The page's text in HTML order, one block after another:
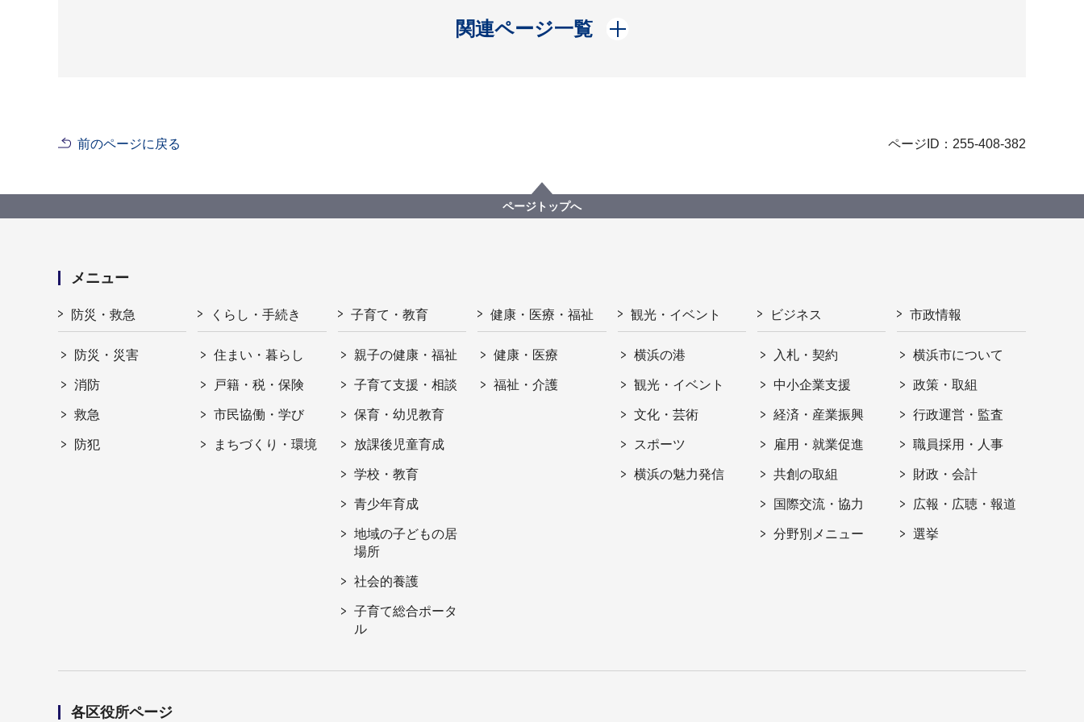
関連ページ一覧
開く
前のページに戻る ページID：255-408-382
ページトップへ
メニュー
防災・救急
防災・災害
消防
救急
防犯
くらし・手続き
住まい・暮らし
戸籍・税・保険
市民協働・学び
まちづくり・環境
子育て・教育
親子の健康・福祉
子育て支援・相談
保育・幼児教育
放課後児童育成
学校・教育
青少年育成
地域の子どもの居
場所
社会的養護
子育て総合ポータ
ル
健康・医療・福祉
健康・医療
福祉・介護
観光・イベント
横浜の港
観光・イベント
文化・芸術
スポーツ
横浜の魅力発信
ビジネス
入札・契約
中小企業支援
経済・産業振興
雇用・就業促進
共創の取組
国際交流・協力
分野別メニュー
市政情報
横浜市について
政策・取組
行政運営・監査
職員採用・人事
財政・会計
広報・広聴・報道
選挙
各区役所ページ